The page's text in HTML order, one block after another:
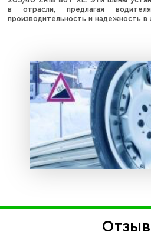
в отрасли, предлагая
производительность и надежность в